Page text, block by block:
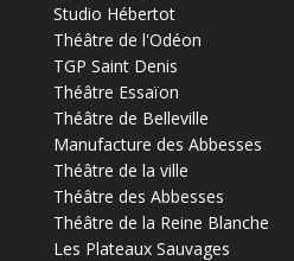
Studio Hébertot
Théâtre de l'Odéon
TGP Saint Denis
Théâtre Essaïon
Théâtre de Belleville
Manufacture des Abbesses
Théâtre de la ville
Théâtre des Abbesses
Théâtre de la Reine Blanche
Les Plateaux Sauvages